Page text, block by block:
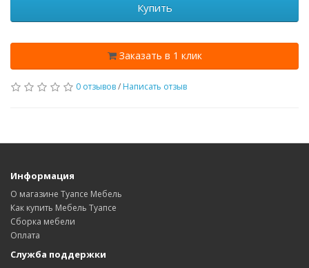
Купить
Заказать в 1 клик
0 отзывов/ Написать отзыв
Информация
О магазине Туапсе Мебель
Как купить Мебель Туапсе
Сборка мебели
Оплата
Служба поддержки